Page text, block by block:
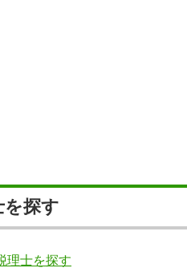
を探す
理士を探す